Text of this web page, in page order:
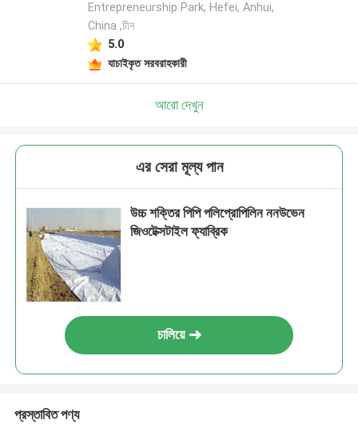
Entrepreneurship Park, Hefei, Anhui,
China ,চীন
5.0
যাচাইকৃত সরবরাহকারী
আরো দেখুন
এর সেরা মূল্য পান
উচ্চ শক্তির পিপি পলিপ্রোপিলিন ননউভেন
জিওটেক্সটাইল ফ্যাব্রিক
চালিয়ে
প্রস্তাবিত পণ্য